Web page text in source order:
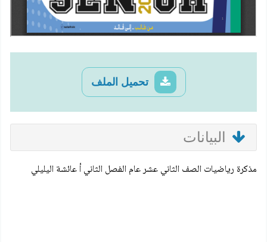
تحميل الملف
البيانات
مذكرة رياضيات الصف الثاني عشر عام الفصل الثاني أ عائشة اليليلي